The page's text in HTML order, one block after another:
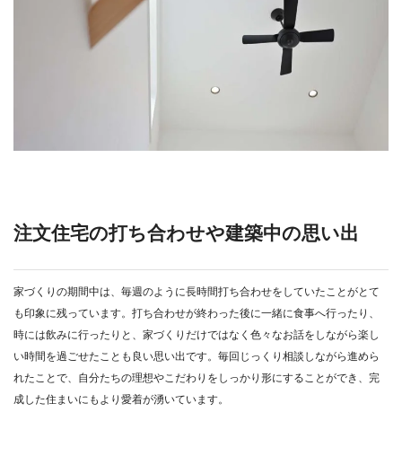
注文住宅の打ち合わせや建築中の思い出
家づくりの期間中は、毎週のように長時間打ち合わせをしていたことがとて
も印象に残っています。打ち合わせが終わった後に一緒に食事へ行ったり、
時には飲みに行ったりと、家づくりだけではなく色々なお話をしながら楽し
い時間を過ごせたことも良い思い出です。毎回じっくり相談しながら進めら
れたことで、自分たちの理想やこだわりをしっかり形にすることができ、完
成した住まいにもより愛着が湧いています。